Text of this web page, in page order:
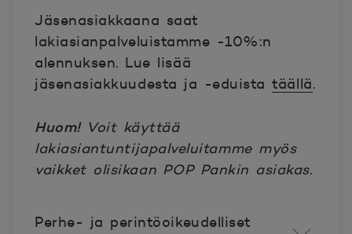
Jäsenasiakkaana saat
lakiasianpalveluistamme -10%:n
alennuksen. Lue lisää
jäsenasiakkuudesta ja -eduistatäällä.
Huom!Voit käyttää
lakiasiantuntijapalveluitamme myös
vaikket olisikaan POP Pankin asiakas.
Perhe- ja perintöoikeudelliset